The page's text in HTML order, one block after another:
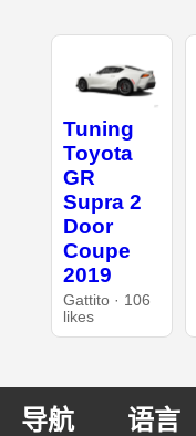
Tuning
Toyota
GR
Supra 2
Door
Coupe
2019
Gattito · 106
likes
导航 语言